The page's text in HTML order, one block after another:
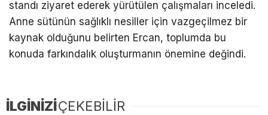
standı ziyaret ederek yürütülen çalışmaları inceledi.
Anne sütünün sağlıklı nesiller için vazgeçilmez bir
kaynak olduğunu belirten Ercan, toplumda bu
konuda farkındalık oluşturmanın önemine değindi.
İLGİNİZİÇEKEBİLİR